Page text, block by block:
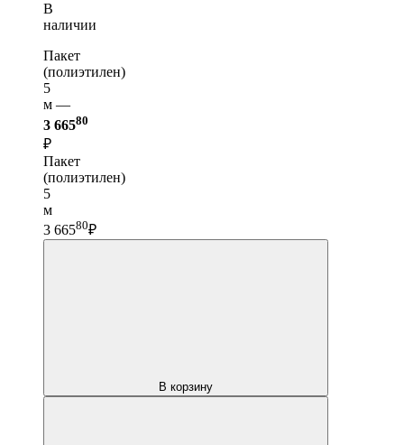
В
наличии
Пакет
(полиэтилен)
5
м —
3 66580
₽
Пакет
(полиэтилен)
5
м
3 66580₽
В корзину